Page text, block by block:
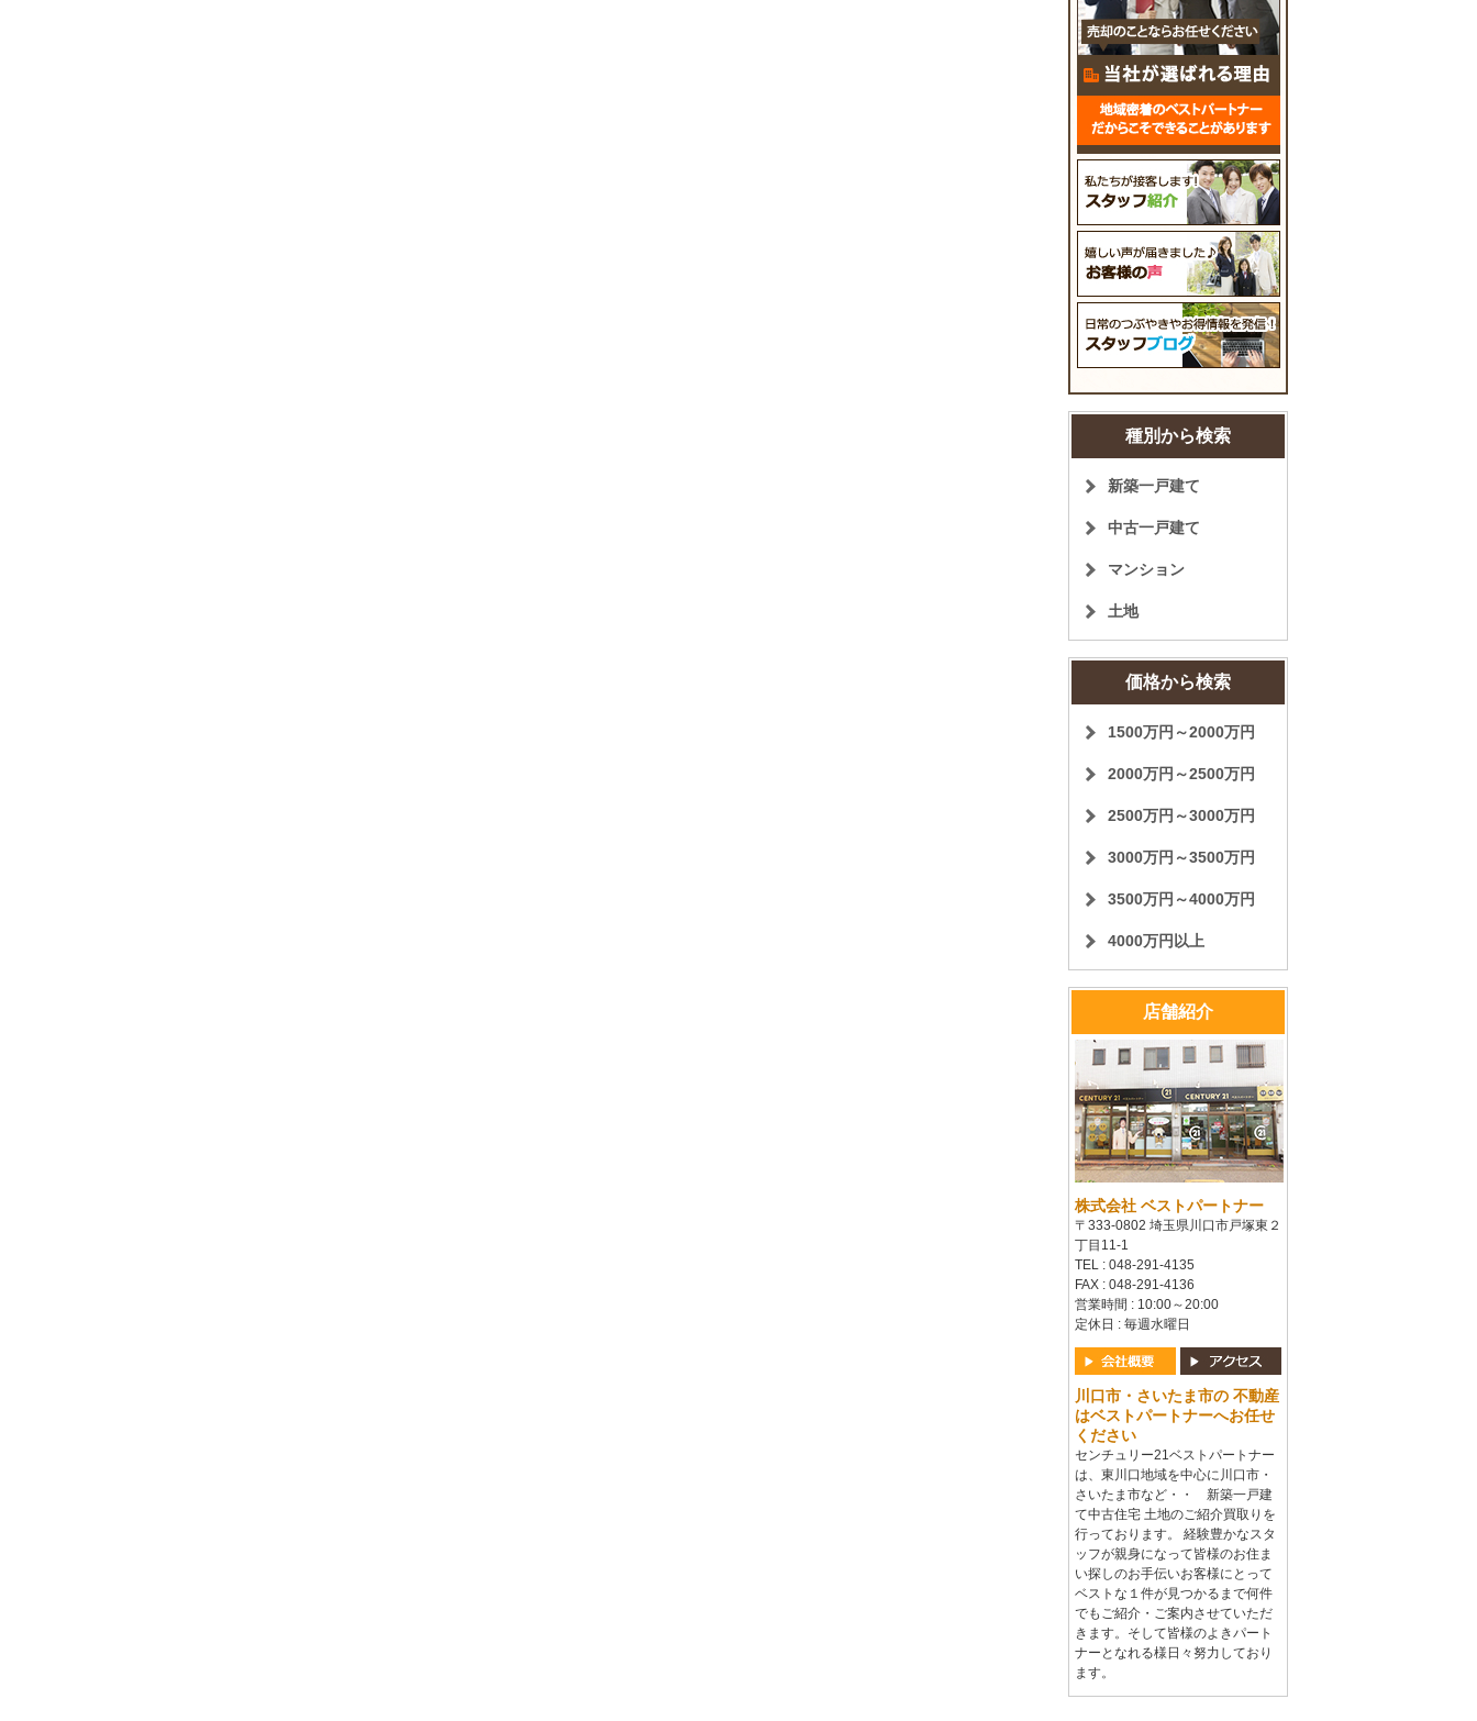
種別から検索
新築一戸建て
中古一戸建て
マンション
土地
価格から検索
1500万円～2000万円
2000万円～2500万円
2500万円～3000万円
3000万円～3500万円
3500万円～4000万円
4000万円以上
店舗紹介
株式会社 ベストパートナー
〒333-0802 埼玉県川口市戸塚東２
丁目11-1
TEL : 048-291-4135
FAX : 048-291-4136
営業時間 : 10:00～20:00
定休日 : 毎週水曜日
川口市・さいたま市の 不動産
はベストパートナーへお任せ
ください
センチュリー21ベストパートナー
は、東川口地域を中心に川口市・
さいたま市など・・ 新築一戸建
て中古住宅 土地のご紹介買取りを
行っております。 経験豊かなスタ
ッフが親身になって皆様のお住ま
い探しのお手伝いお客様にとって
ベストな１件が見つかるまで何件
でもご紹介・ご案内させていただ
きます。そして皆様のよきパート
ナーとなれる様日々努力しており
ます。